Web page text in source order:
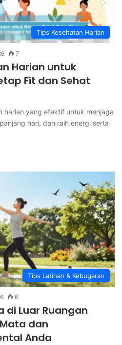
Tips Kesehatan Harian
7
Harian untuk
Fit dan Sehat
harian yang efektif untuk menjaga
hari, dan raih energi serta
Tips Latihan & Kebugaran
6
Luar Ruangan
dan
Anda